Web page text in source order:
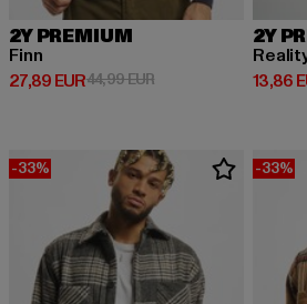
2Y PREMIUM
Finn
27,89 EUR
Derzeitiger Preis: 27,89 EUR
44,99 EURAktionspreis: 44,99
2Y
13,86
-33% -33%